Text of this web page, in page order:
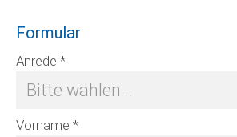
Formular
Anrede *
Vorname *
Zusatz